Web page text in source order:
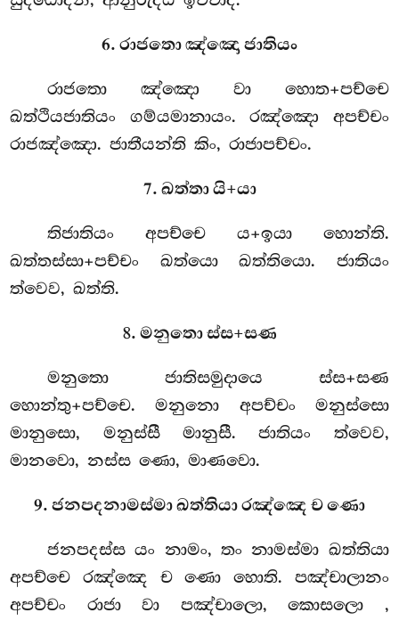
6. රාජතො ඤ්ඤො ජාතියං
රාජතො ඤ්ඤො වා හොත+පච්චෙ
ඛත්ථියජාතියං ගම්යමානායං. රඤ්ඤො අපච්චං
රාජඤ්ඤො. ජාතීයන්ති කිං, රාජාපච්චං.
7. ඛත්තා යි+යා
තිජාතියං අපච්චෙ ය+ඉයා හොන්ති.
ඛත්තස්සා+පච්චං ඛත්යො ඛත්තියො. ජාතියං
ත්වෙව, ඛත්ති.
8. මනුතො ස්ස+සණ
මනුතො ජාතිසමුදායෙ ස්ස+සණ
හොන්තු+පච්චෙ. මනුනො අපච්චං මනුස්සො
මානුසො, මනුස්සී මානුසී. ජාතියං ත්වෙව,
මානවො, නස්ස ණො, මාණවො.
9. ජනපදනාමස්මා ඛත්තියා රඤ්ඤෙ ච ණො
ජනපදස්ස යං නාමං, තං නාමස්මා ඛත්තියා
අපච්චෙ රඤ්ඤෙ ච ණො හොති. පඤ්චාලානං
අපච්චං රාජා වා පඤ්චාලො, කොසලො ,